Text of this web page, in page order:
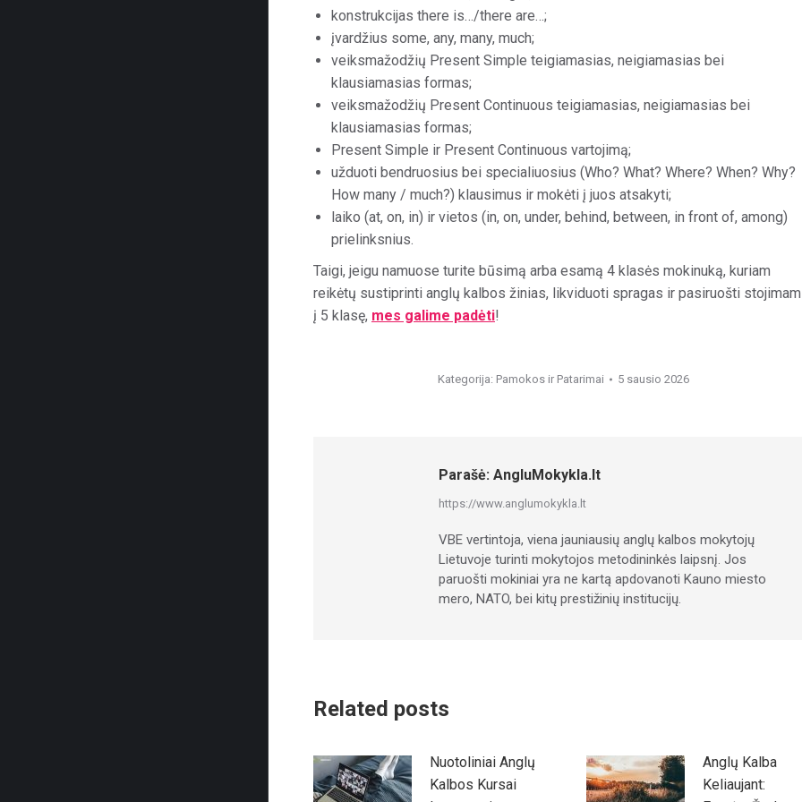
konstrukcijas there is…/there are…;
įvardžius some, any, many, much;
veiksmažodžių Present Simple teigiamasias, neigiamasias bei
klausiamasias formas;
veiksmažodžių Present Continuous teigiamasias, neigiamasias bei
klausiamasias formas;
Present Simple ir Present Continuous vartojimą;
užduoti bendruosius bei specialiuosius (Who? What? Where? When? Why?
How many / much?) klausimus ir mokėti į juos atsakyti;
laiko (at, on, in) ir vietos (in, on, under, behind, between, in front of, among)
prielinksnius.
Taigi, jeigu namuose turite būsimą arba esamą 4 klasės mokinuką, kuriam
reikėtų sustiprinti anglų kalbos žinias, likviduoti spragas ir pasiruošti
į 5 klasę, mes galime padėti!
Kategorija: Pamokos ir Patarimai 5 sausio 2026
Parašė: AngluMokykla.lt
https://www.anglumokykla.lt
VBE vertintoja, viena jauniausių anglų kalbos mokytojų
Lietuvoje turinti mokytojos metodininkės laipsnį. Jos
paruošti mokiniai yra ne kartą apdovanoti Kauno miesto
mero, NATO, bei kitų prestižinių institucijų.
Related posts
Nuotoliniai Anglų
Kalbos Kursai
Anglų Kalba
Keliaujant: